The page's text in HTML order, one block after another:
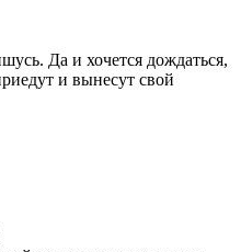
Да и хочется дождаться,
и вынесут свой